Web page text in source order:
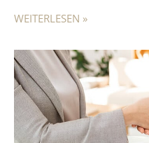
WEITERLESEN »